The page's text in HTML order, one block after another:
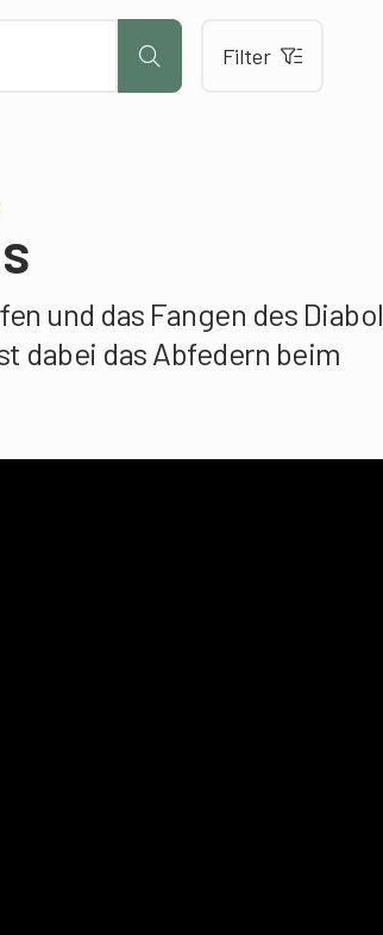
Filter
und das Fangen des
dabei das Abfedern beim